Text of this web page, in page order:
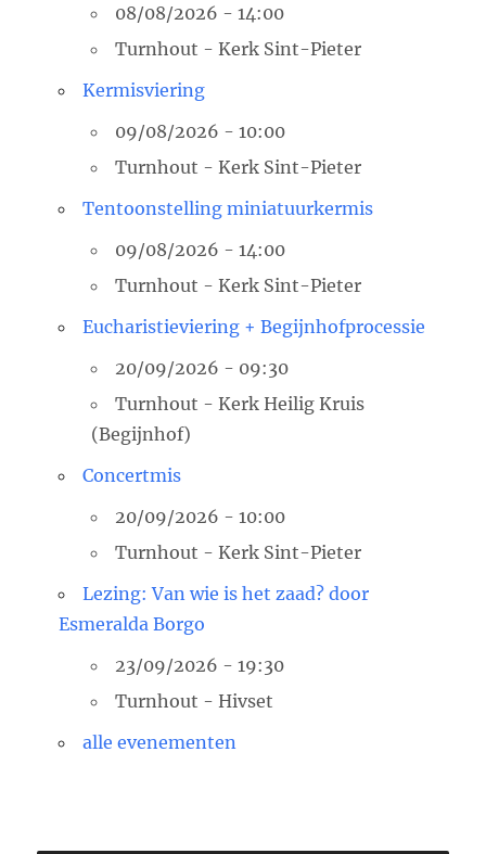
08/08/2026 - 14:00
Turnhout - Kerk Sint-Pieter
Kermisviering
09/08/2026 - 10:00
Turnhout - Kerk Sint-Pieter
Tentoonstelling miniatuurkermis
09/08/2026 - 14:00
Turnhout - Kerk Sint-Pieter
Eucharistieviering + Begijnhofprocessie
20/09/2026 - 09:30
Turnhout - Kerk Heilig Kruis
(Begijnhof)
Concertmis
20/09/2026 - 10:00
Turnhout - Kerk Sint-Pieter
Lezing: Van wie is het zaad? door
Esmeralda Borgo
23/09/2026 - 19:30
Turnhout - Hivset
alle evenementen